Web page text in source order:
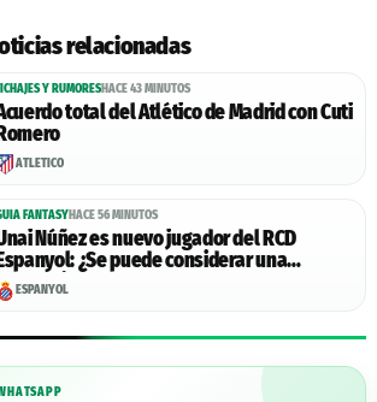
relacionadas
Y RUMORESHACE 43 MINUTOS
total del Atlético de Madrid con Cuti
ATLÉTICO
FANTASYHACE 56 MINUTOS
Núñez es nuevo jugador del RCD
¿Se puede considerar una
oportunidad Fantasy?
ESPANYOL